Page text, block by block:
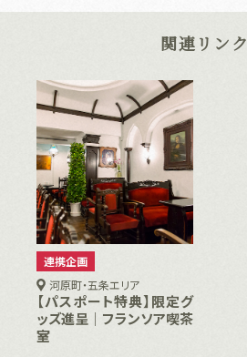
関連リンク
連携企画
河原町・五条エリア
【パスポート特典】限定グ
ッズ進呈｜フランソア喫茶
室